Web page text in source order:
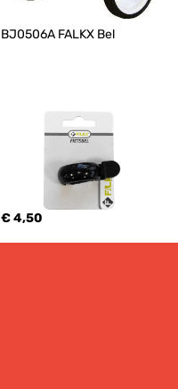
BJ0506A FALKX Bel
€ 4,50